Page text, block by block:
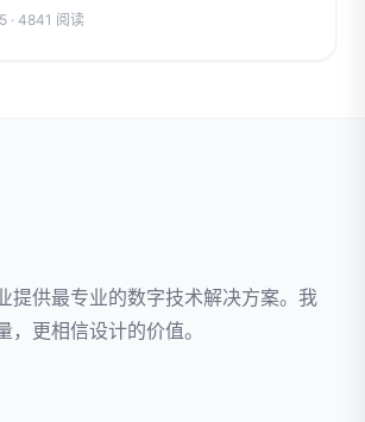
· 4841 阅读
提供最专业的数字技术解决方案。我
，更相信设计的价值。